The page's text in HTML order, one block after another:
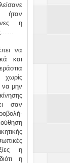
ήταν
η
να
και
χωρίς
να μην
σαν
η
η